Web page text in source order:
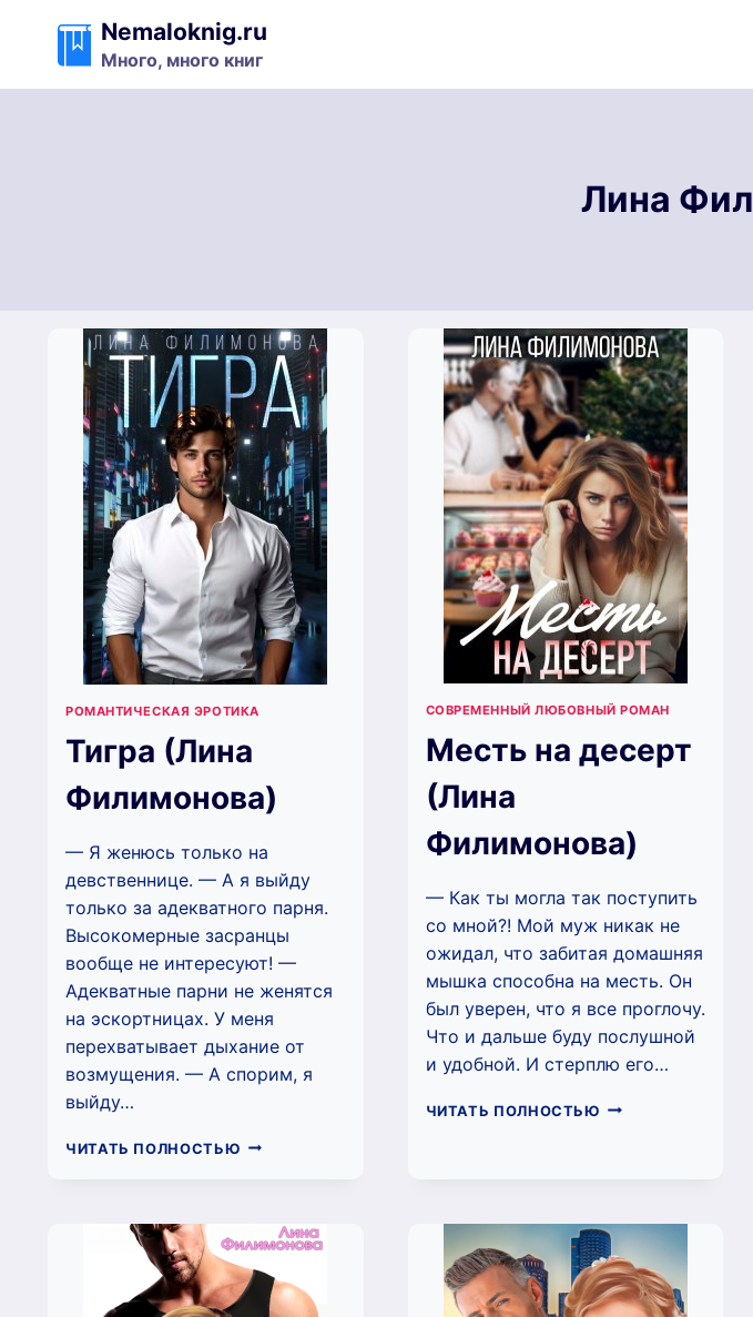
содержимому
Nemaloknig.ru
Много, много книг
Лина
РОМАНТИЧЕСКАЯ ЭРОТИКА
Тигра (Лина
Филимонова)
— Я женюсь только на
девственнице. — А я выйду
только за адекватного парня.
Высокомерные засранцы
вообще не интересуют! —
Адекватные парни не женятся
на эскортницах. У меня
перехватывает дыхание от
возмущения. — А спорим, я
выйду…
ЧИТАТЬ ПОЛНОСТЬЮ ТИГРА
СОВРЕМЕННЫЙ ЛЮБОВНЫЙ РОМАН
Месть на десерт
(Лина
Филимонова)
— Как ты могла так поступить
со мной?! Мой муж никак не
ожидал, что забитая домашняя
мышка способна на месть. Он
был уверен, что я все проглочу.
Что и дальше буду послушной
и удобной. И стерплю его…
ЧИТАТЬ ПОЛНОСТЬЮ МЕСТЬ